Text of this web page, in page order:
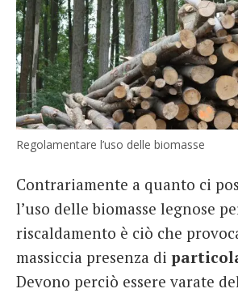
Regolamentare l’uso delle biomasse
Contrariamente a quanto ci
l’uso delle biomasse legnose
riscaldamento è ciò che
massiccia presenza di
Devono perciò essere varate